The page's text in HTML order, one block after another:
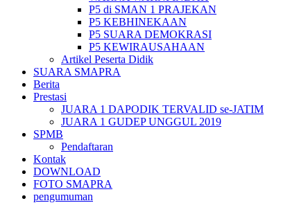
P5 di SMAN 1 PRAJEKAN
P5 KEBHINEKAAN
P5 SUARA DEMOKRASI
P5 KEWIRAUSAHAAN
Artikel Peserta Didik
SUARA SMAPRA
Berita
Prestasi
JUARA 1 DAPODIK TERVALID se-JATIM
JUARA 1 GUDEP UNGGUL 2019
SPMB
Pendaftaran
Kontak
DOWNLOAD
FOTO SMAPRA
pengumuman